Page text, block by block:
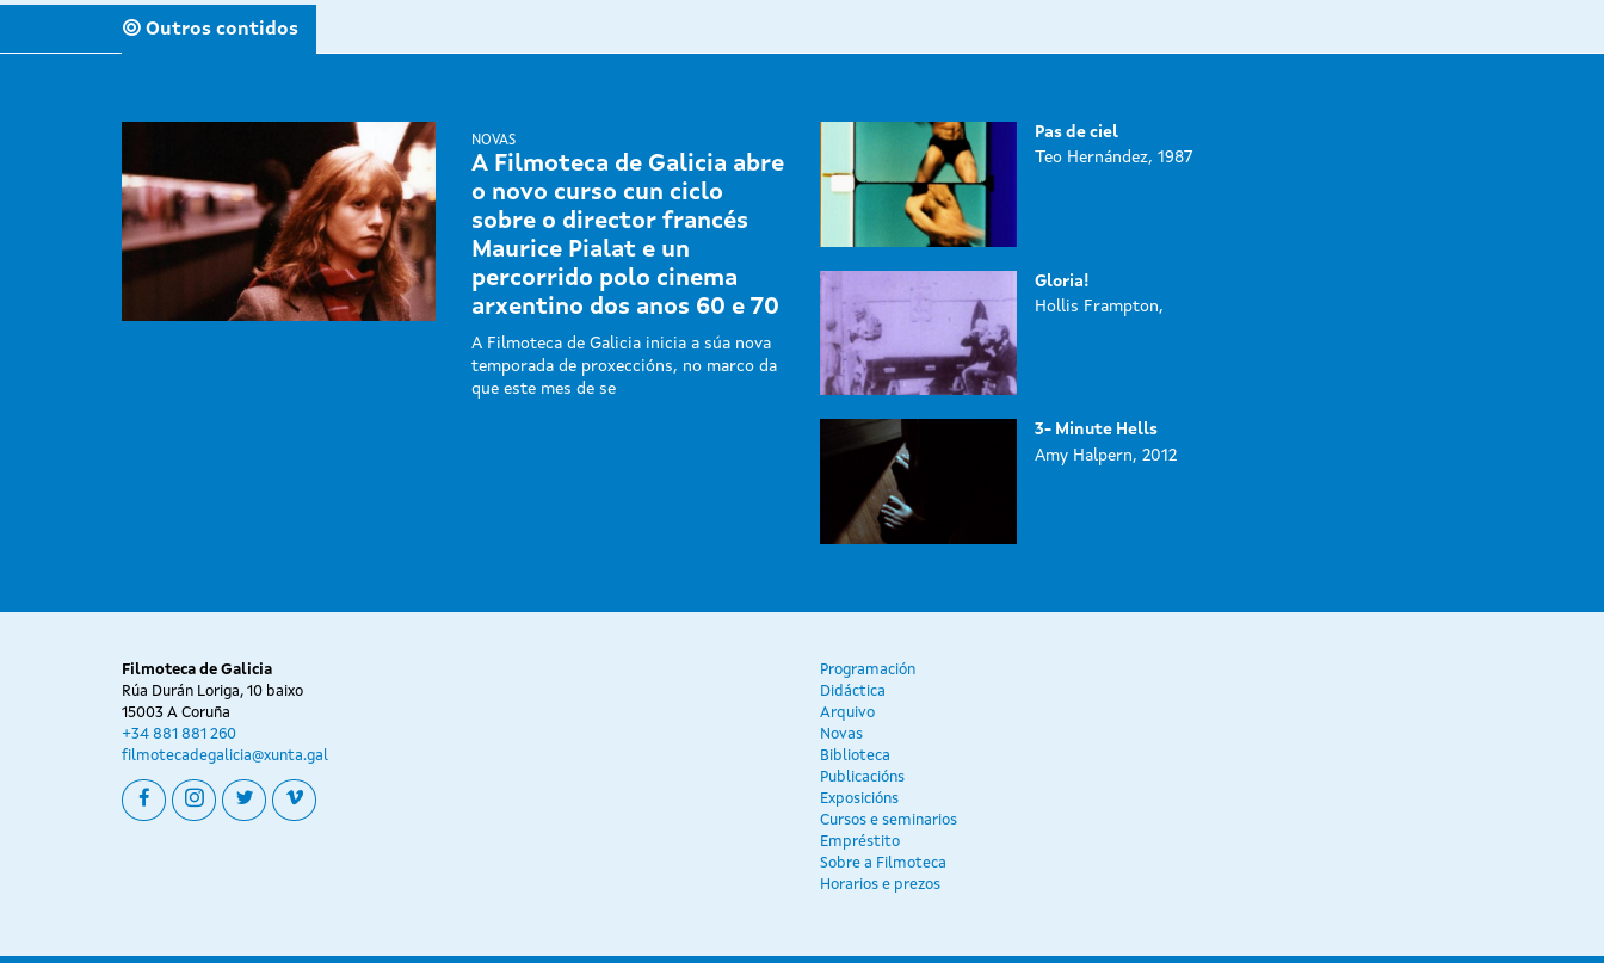
Outros contidos
NOVAS
A Filmoteca de Galicia abre
o novo curso cun ciclo
sobre o director francés
Maurice Pialat e un
percorrido polo cinema
arxentino dos anos 60 e 70
A Filmoteca de Galicia inicia a súa nova
temporada de proxeccións, no marco da
que este mes de se
Pas de ciel
Teo Hernández, 1987
Gloria!
Hollis Frampton,
3- Minute Hells
Amy Halpern, 2012
Filmoteca de Galicia
Rúa Durán Loriga, 10 baixo
15003 A Coruña
+34 881 881 260
filmotecadegalicia@xunta.gal
facebookinstagram
twittervimeo
Programación
Didáctica
Arquivo
Novas
Biblioteca
Publicacións
Exposicións
Cursos e seminarios
Empréstito
Sobre a Filmoteca
Horarios e prezos